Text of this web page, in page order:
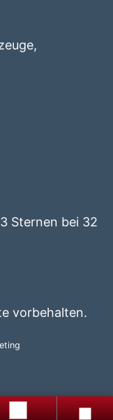
totop
Sternen bei 32
vorbehalten.